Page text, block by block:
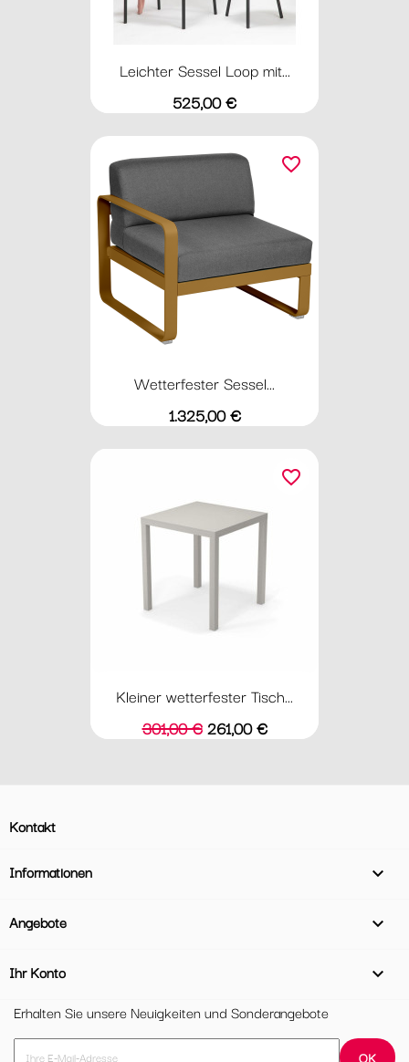
Leichter Sessel Loop mit...
Preis
525,00 €
Wetterfester Sessel...
Preis
1.325,00 €
favorite_border
Kleiner wetterfester Tisch...
Verkaufspreis
301,00 € Preis
261,00 €
favorite_border
Kontakt
Informationen 
Angebote 
Ihr Konto

Erhalten Sie unsere Neuigkeiten und Sonderangebote